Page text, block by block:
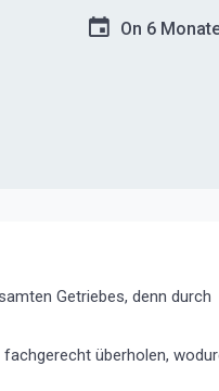
On 6
Getriebes, denn durch
überholen,